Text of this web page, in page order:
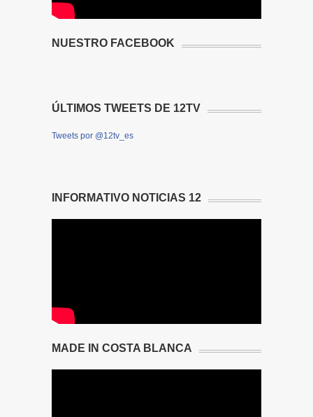
NUESTRO FACEBOOK
ÚLTIMOS TWEETS DE 12TV
Tweets por @12tv_es
INFORMATIVO NOTICIAS 12
MADE IN COSTA BLANCA